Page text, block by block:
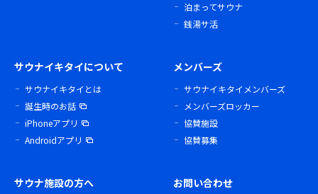
泊まってサウナ
銭湯サ活
サウナイキタイについて
サウナイキタイとは
誕生時のお話
iPhoneアプリ
Androidアプリ
メンバーズ
サウナイキタイメンバーズ
メンバーズロッカー
協賛施設
協賛募集
サウナ施設の方へ お問い合わせ